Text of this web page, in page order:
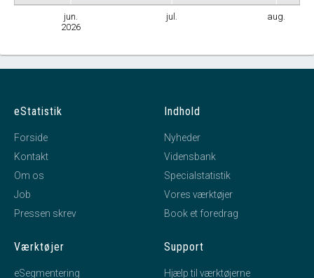
jun.
2026
jul. aug.
eStatistik
Forside
Kontakt
Om os
Job
Pressen skrev
Indhold
Nyheder
Vidensbank
Specialstatistik
Vores værktøjer
Book et foredrag
Værktøjer
eSegmentering
Support
Hjælp til værktøjerne